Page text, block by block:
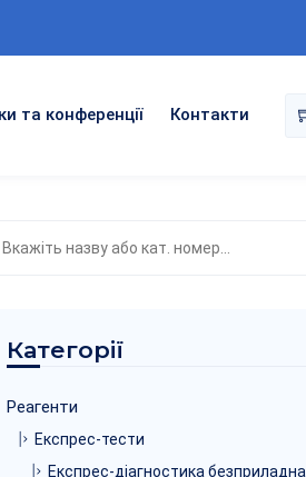
та конференції Контакти
Категорії
Реагенти
Експрес-тести
Експрес-діагностика безприладна